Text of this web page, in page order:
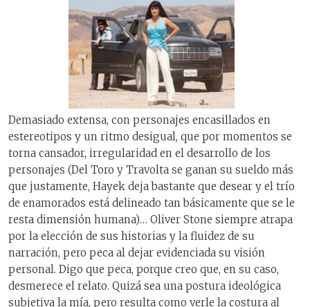
Demasiado extensa, con personajes encasillados en
estereotipos y un ritmo desigual, que por momentos se
torna cansador, irregularidad en el desarrollo de los
personajes (Del Toro y Travolta se ganan su sueldo más
que justamente, Hayek deja bastante que desear y el trío
de enamorados está delineado tan básicamente que se le
resta dimensión humana)… Oliver Stone siempre atrapa
por la elección de sus historias y la fluidez de su
narración, pero peca al dejar evidenciada su visión
personal. Digo que peca, porque creo que, en su caso,
desmerece el relato. Quizá sea una postura ideológica
subjetiva la mía, pero resulta como verle la costura al